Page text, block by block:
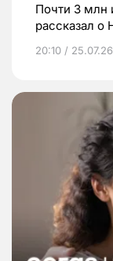
Почти 3 млн
рассказал
20:10 / 25.07.26